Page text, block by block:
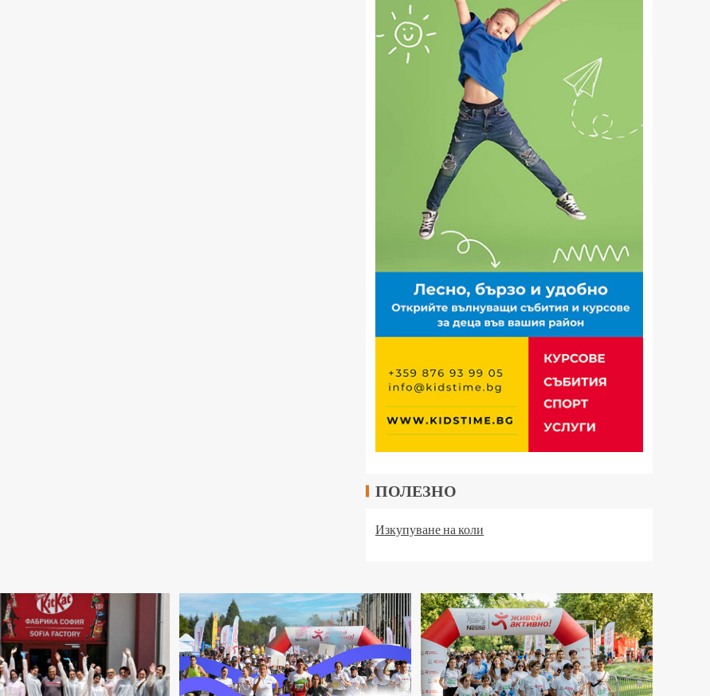
ПОЛЕЗНО
Изкупуване на коли